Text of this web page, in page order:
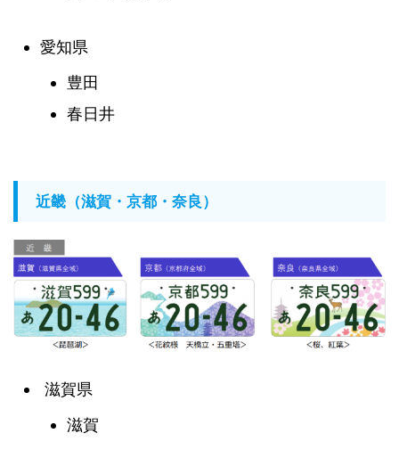
愛知県
豊田
春日井
近畿（滋賀・京都・奈良）
滋賀県
滋賀